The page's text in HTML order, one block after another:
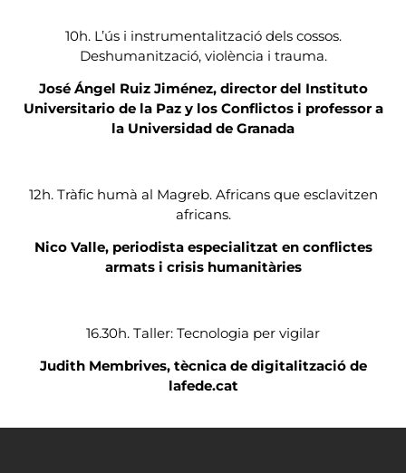
10h. L’ús i instrumentalització dels cossos.
Deshumanització, violència i trauma.
José Ángel Ruiz Jiménez, director del Instituto
Universitario de la Paz y los Conflictos i professor a
la Universidad de Granada
12h. Tràfic humà al Magreb. Africans que esclavitzen
africans.
Nico Valle, periodista especialitzat en conflictes
armats i crisis humanitàries
16.30h. Taller: Tecnologia per vigilar
Judith Membrives, tècnica de digitalització de
lafede.cat